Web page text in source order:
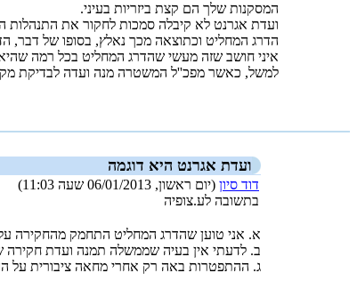
המסקנות שלך הם קצת ביזריות בעיני.
ועדת אגרנט לא קיבלה סמכות לחקור את התנהלות
הדרג המחליט וכתוצאה מכך נאלץ, בסופו של דבר,
איני חושב שזה מעשי שהדרג המחליט בכל רמה
למשל, כאשר מפכ''ל המשטרה מנה ועדה לבדיקת
ועדת אגרנט היא דוגמה
דוד סיון (יום ראשון, 06/01/2013 שעה 11:03)
בתשובה לע.צופיה
א. אני טוען שהדרג המחליט התחמק מהחקירה
ב. לדעתי אין בעיה שממשלה תמנה ועדת
ג. ההתפטרות באה רק אחרי מחאה ציבורית על